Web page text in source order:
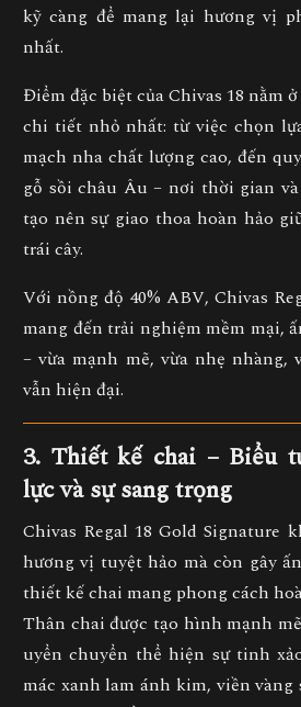
kỹ càng để mang lại hương vị
nhất.
Điểm đặc biệt của Chivas 18 nằm ở
chi tiết nhỏ nhất: từ việc chọn
mạch nha chất lượng cao, đến
gỗ sồi châu Âu – nơi thời gian
tạo nên sự giao thoa hoàn hảo
trái cây.
Với nồng độ 40% ABV, Chivas
mang đến trải nghiệm mềm mại,
– vừa mạnh mẽ, vừa nhẹ nhàng,
vẫn hiện đại.
3. Thiết kế chai – Biểu
lực và sự sang trọng
Chivas Regal 18 Gold Signature
hương vị tuyệt hảo mà còn gây
thiết kế chai mang phong cách
Thân chai được tạo hình mạnh
uyển chuyển thể hiện sự tinh
mác xanh lam ánh kim, viền vàng